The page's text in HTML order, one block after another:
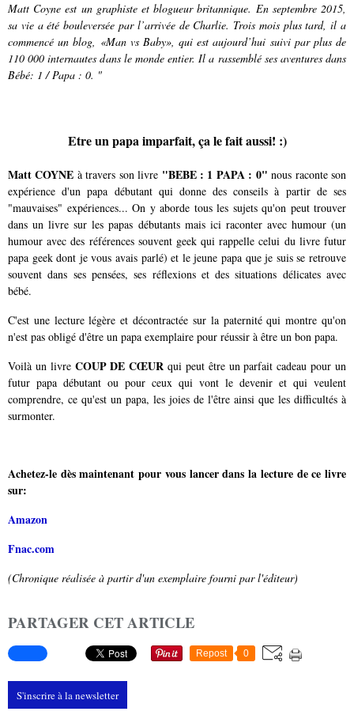
Matt Coyne est un graphiste et blogueur britannique. En septembre 2015,
sa vie a été bouleversée par l’arrivée de Charlie. Trois mois plus tard, il a
commencé un blog, «Man vs Baby», qui est aujourd’hui suivi par plus de
110 000 internautes dans le monde entier. Il a rassemblé ses aventures dans
Bébé: 1 / Papa : 0. "
Etre un papa imparfait, ça le fait aussi! :)
Matt COYNE à travers son livre "BEBE : 1 PAPA : 0" nous raconte son
expérience d'un papa débutant qui donne des conseils à partir de ses
"mauvaises" expériences... On y aborde tous les sujets qu'on peut trouver
dans un livre sur les papas débutants mais ici raconter avec humour (un
humour avec des références souvent geek qui rappelle celui du livre futur
papa geek dont je vous avais parlé) et le jeune papa que je suis se retrouve
souvent dans ses pensées, ses réflexions et des situations délicates avec
bébé.
C'est une lecture légère et décontractée sur la paternité qui montre qu'on
n'est pas obligé d'être un papa exemplaire pour réussir à être un bon papa.
Voilà un livre COUP DE CŒURqui peut être un parfait cadeau pour un
futur papa débutant ou pour ceux qui vont le devenir et qui veulent
comprendre, ce qu'est un papa, les joies de l'être ainsi que les difficultés à
surmonter.
Achetez-le dès maintenant pour vous lancer dans la lecture de ce livre
sur:
Amazon
Fnac.com
(Chronique réalisée à partir d'un exemplaire fourni par l'éditeur)
PARTAGER CET ARTICLE
Repost 0
S'inscrire à la newsletter